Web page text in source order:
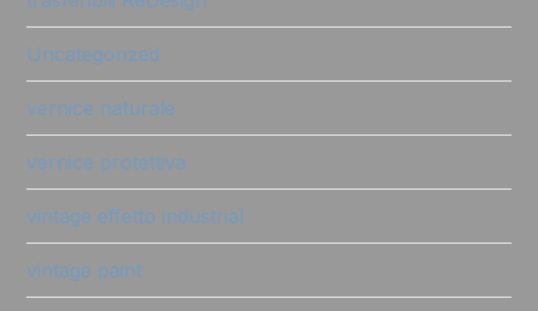
Uncategorized
vernice naturale
vernice protettiva
vintage effetto industrial
vintage paint